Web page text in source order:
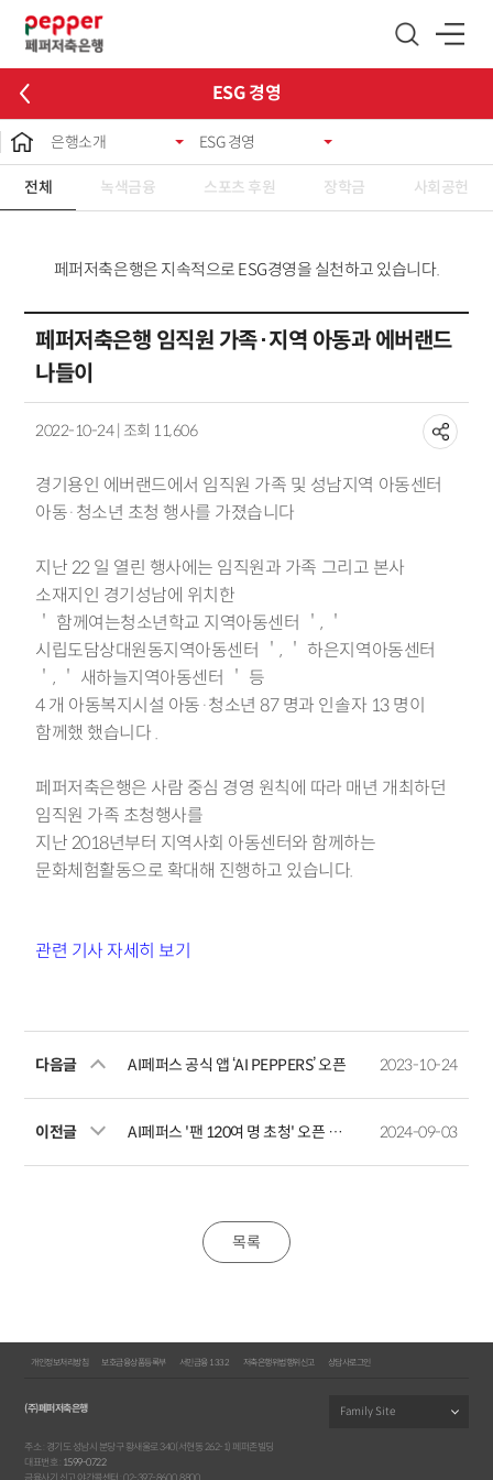
ESG 경영
은행소개 ESG 경영
전체 녹색금융 스포츠 후원 장학금 사회공헌
페퍼저축은행은 지속적으로 ESG경영을 실천하고 있습니다.
페퍼저축은행 임직원 가족·지역 아동과 에버랜드
나들이
2022-10-24 | 조회 11,606
경기용인 에버랜드에서 임직원 가족 및 성남지역 아동센터
아동·청소년 초청 행사를 가졌습니다
지난22일 열린 행사에는 임직원과 가족 그리고 본사
소재지인 경기성남에 위치한
＇ 함께여는청소년학교 지역아동센터
＇, ＇
시립도담상대원동지역아동센터
＇, ＇ 하은지역아동센터
＇, ＇ 새하늘지역아동센터 ＇ 등
4개 아동복지시설 아동·청소년 87명과 인솔자 13명이
함께했 했습니다.
페퍼저축은행은 사람 중심 경영 원칙에 따라 매년 개최하던
임직원 가족 초청행사를
지난2018년부터 지역사회 아동센터와 함께하는
문화체험활동으로 확대해 진행하고 있습니다.
관련 기사 자세히 보기
다음글 AI페퍼스 공식 앱 ‘AI PEPPERS’ 오픈 2023-10-24
이전글 AI페퍼스 '팬 120여 명 초청' 오픈 트레이닝 행사 성료 2024-09-03
목록
개인정보처리방침 보호금융상품등록부 서민금융 1332 저축은행위법행위신고 상담사로그인
(주)페퍼저축은행
주소 : 경기도 성남시 분당구 황새울로 340(서현동 262-1) 페퍼존빌딩
대표번호 : 1599-0722